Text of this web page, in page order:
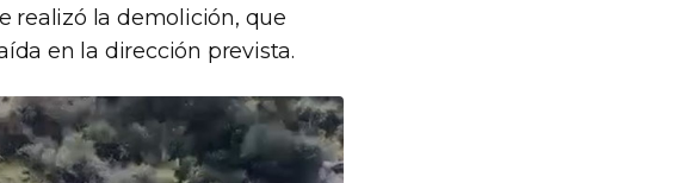
realizó la demolición, que
en la dirección prevista.